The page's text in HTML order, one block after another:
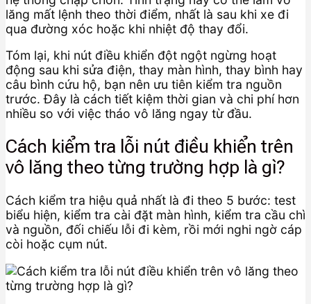
lăng mất lệnh theo thời điểm, nhất là sau khi xe đi
qua đường xóc hoặc khi nhiệt độ thay đổi.
Tóm lại, khi nút điều khiển đột ngột ngừng hoạt
động sau khi sửa điện, thay màn hình, thay bình hay
câu bình cứu hộ, bạn nên ưu tiên kiểm tra nguồn
trước. Đây là cách tiết kiệm thời gian và chi phí hơn
nhiều so với việc tháo vô lăng ngay từ đầu.
Cách kiểm tra lỗi nút điều khiển trên
vô lăng theo từng trường hợp là gì?
Cách kiểm tra hiệu quả nhất là đi theo 5 bước: test
biểu hiện, kiểm tra cài đặt màn hình, kiểm tra cầu chì
và nguồn, đối chiếu lỗi đi kèm, rồi mới nghi ngờ cáp
còi hoặc cụm nút.